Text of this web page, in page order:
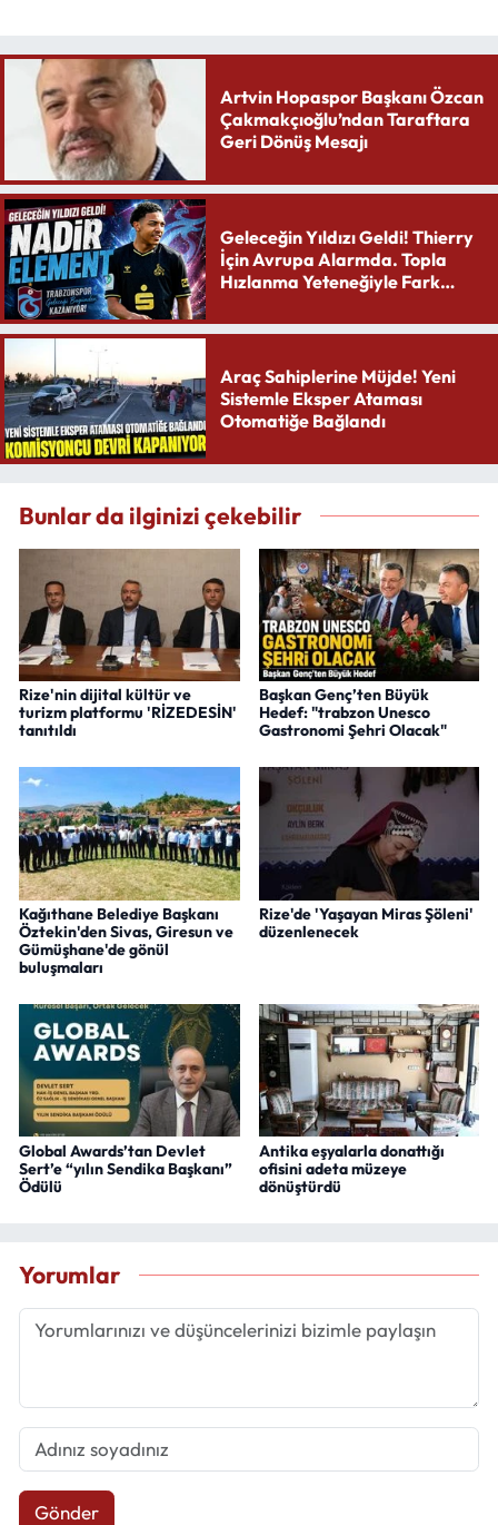
Artvin Hopaspor Başkanı Özcan
Çakmakçıoğlu’ndan Taraftara
Geri Dönüş Mesajı
Geleceğin Yıldızı Geldi! Thierry
İçin Avrupa Alarmda. Topla
Hızlanma Yeteneğiyle Fark
Araç Sahiplerine Müjde! Yeni
Sistemle Eksper Ataması
Otomatiğe Bağlandı
Bunlar da ilginizi çekebilir
Rize'nin dijital kültür ve
turizm platformu 'RİZEDESİN'
tanıtıldı
Başkan Genç’ten Büyük
Hedef: "trabzon Unesco
Gastronomi Şehri Olacak"
Kağıthane Belediye Başkanı
Öztekin'den Sivas, Giresun ve
Gümüşhane'de gönül
buluşmaları
Rize'de 'Yaşayan Miras Şöleni'
düzenlenecek
Global Awards’tan Devlet
Sert’e “yılın Sendika Başkanı”
Ödülü
Antika eşyalarla donattığı
ofisini adeta müzeye
dönüştürdü
Yorumlar
Gönder